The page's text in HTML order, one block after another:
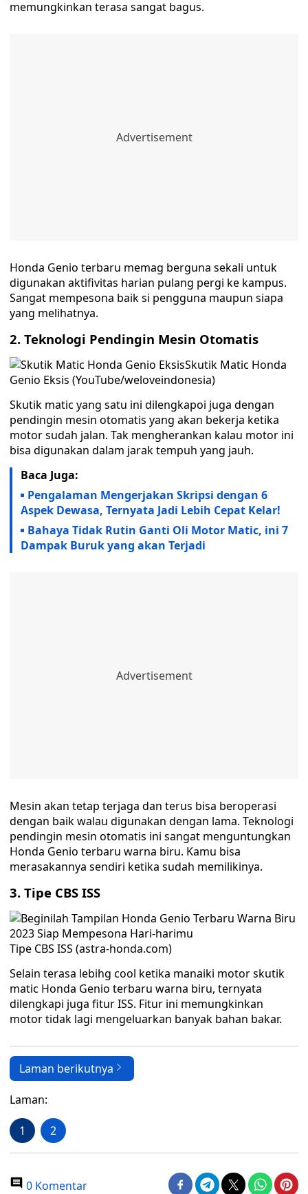
memungkinkan terasa sangat bagus.
Honda Genio terbaru memag berguna sekali untuk
digunakan aktifivitas harian pulang pergi ke kampus.
Sangat mempesona baik si pengguna maupun siapa
yang melihatnya.
2. Teknologi Pendingin Mesin Otomatis
Skutik Matic Honda
Genio Eksis (YouTube/weloveindonesia)
Skutik matic yang satu ini dilengkapoi juga dengan
pendingin mesin otomatis yang akan bekerja ketika
motor sudah jalan. Tak mengherankan kalau motor ini
bisa digunakan dalam jarak tempuh yang jauh.
Baca Juga:
Pengalaman Mengerjakan Skripsi dengan 6
Aspek Dewasa, Ternyata Jadi Lebih Cepat Kelar!
Bahaya Tidak Rutin Ganti Oli Motor Matic, ini 7
Dampak Buruk yang akan Terjadi
Mesin akan tetap terjaga dan terus bisa beroperasi
dengan baik walau digunakan dengan lama. Teknologi
pendingin mesin otomatis ini sangat menguntungkan
Honda Genio terbaru warna biru. Kamu bisa
merasakannya sendiri ketika sudah memilikinya.
3. Tipe CBS ISS
Tipe CBS ISS (astra-honda.com)
Selain terasa lebihg cool ketika manaiki motor skutik
matic Honda Genio terbaru warna biru, ternyata
dilengkapi juga fitur ISS. Fitur ini memungkinkan
motor tidak lagi mengeluarkan banyak bahan bakar.
Laman berikutnya
Laman:
1 2
0 Komentar